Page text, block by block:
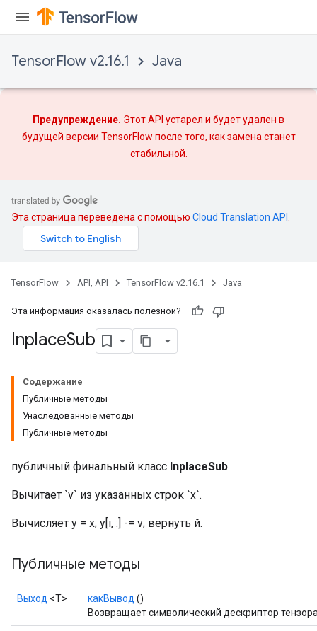
TensorFlow v2.16.1 Java
Предупреждение. Этот API устарел и будет удален в
будущей версии TensorFlow после того, какзамена станет
стабильной.
Эта страница переведена с помощью Cloud Translation API
TensorFlow API, API TensorFlow v2.16.1 Java
Эта информация оказалась полезной?
InplaceSub
Содержание
Публичные методы
Унаследованные методы
Публичные методы
публичный финальный класс InplaceSub
Вычитает `v` из указанных строк `x`.
Вычисляет y = x; y[i, :] -= v; вернуть й.
Публичные методы
Выход <Т> какВывод ()
Возвращает символический дескриптор